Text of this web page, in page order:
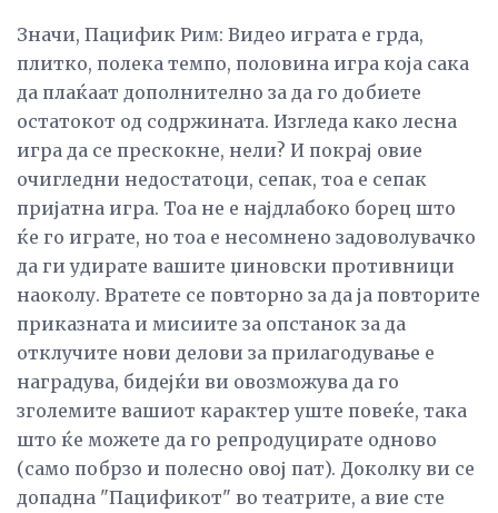
Значи, Пацифик Рим: Видео играта е грда,
плитко, полека темпо, половина игра која сака
да плаќаат дополнително за да го добиете
остатокот од содржината. Изгледа како лесна
игра да се прескокне, нели? И покрај овие
очигледни недостатоци, сепак, тоа е сепак
пријатна игра. Тоа не е најдлабоко борец што
ќе го играте, но тоа е несомнено задоволувачко
да ги удирате вашите џиновски противници
наоколу. Вратете се повторно за да ја повторите
приказната и мисиите за опстанок за да
отклучите нови делови за прилагодување е
наградува, бидејќи ви овозможува да го
зголемите вашиот карактер уште повеќе, така
што ќе можете да го репродуцирате одново
(само побрзо и полесно овој пат). Доколку ви се
допадна "Пацификот" во театрите, а вие сте